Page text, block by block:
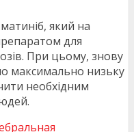
який на
для
При цьому, знову
максимально низьку
необхідним